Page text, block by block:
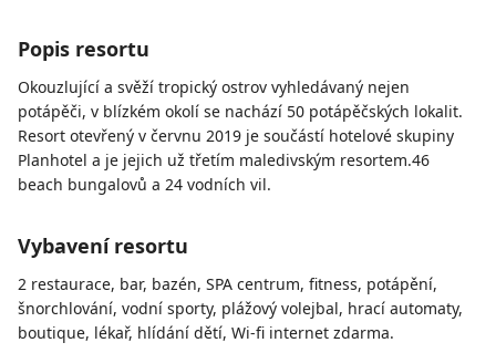
Popis resortu
Okouzlující a svěží tropický ostrov vyhledávaný nejen
potápěči, v blízkém okolí se nachází 50 potápěčských lokalit.
Resort otevřený v červnu 2019 je součástí hotelové skupiny
Planhotel a je jejich už třetím maledivským resortem.46
beach bungalovů a 24 vodních vil.
Vybavení resortu
2 restaurace, bar, bazén, SPA centrum, fitness, potápění,
šnorchlování, vodní sporty, plážový volejbal, hrací automaty,
boutique, lékař, hlídání dětí, Wi-fi internet zdarma.